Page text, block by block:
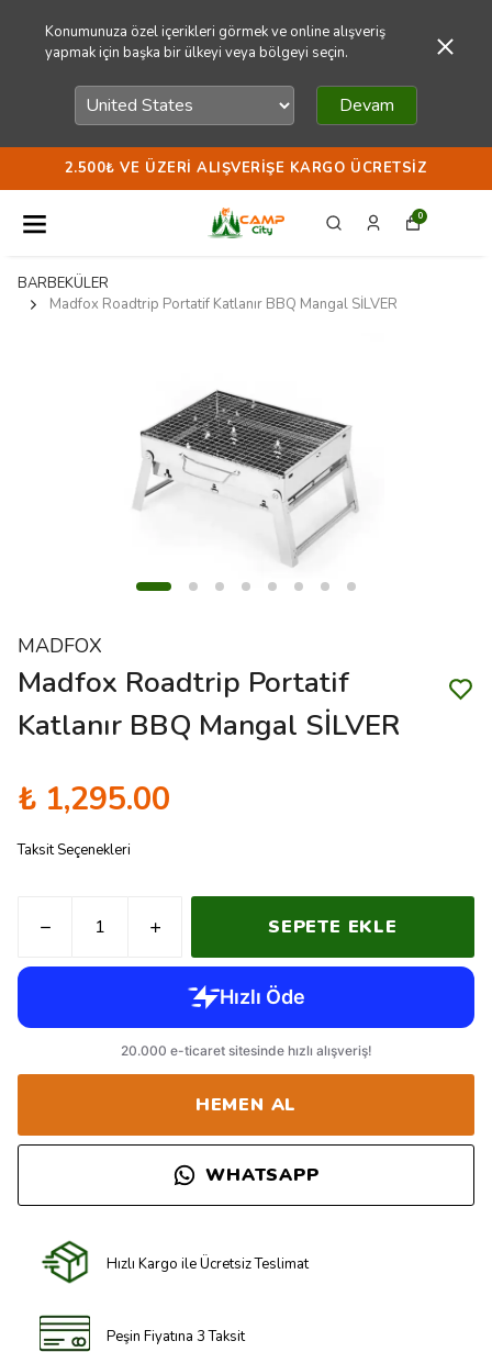
Konumunuza özel içerikleri görmek ve online alışveriş
yapmak için başka bir ülkeyi veya bölgeyi seçin.
Devam
2.500₺ VE ÜZERI ALIŞVERIŞE KARGO ÜCRETSIZ
0
BARBEKÜLER
Madfox Roadtrip Portatif Katlanır BBQ Mangal SİLVER
MADFOX
Madfox Roadtrip Portatif
Katlanır BBQ Mangal SİLVER
₺ 1,295.00
Taksit Seçenekleri
SEPETE EKLE
HEMEN AL
WHATSAPP
Hızlı Kargo ile Ücretsiz Teslimat
Peşin Fiyatına 3 Taksit